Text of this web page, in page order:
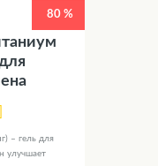
80 %
– гель для
улучшает